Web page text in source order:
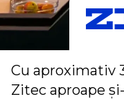
Cu aproximativ
Zitec aproape